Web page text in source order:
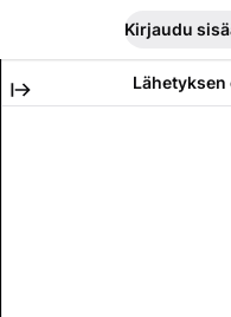
Kirjaudu
Lähetyksen